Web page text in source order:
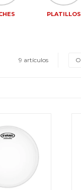
PLATILLOS
9 artículos